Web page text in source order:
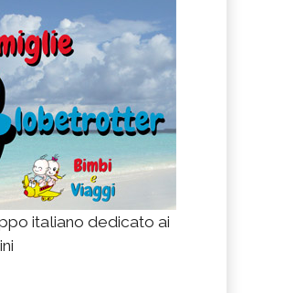
italiano dedicato ai